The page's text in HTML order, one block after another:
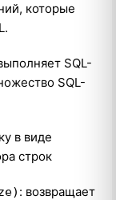
которые
SQL-
SQL-
в виде
строк
: возвращает